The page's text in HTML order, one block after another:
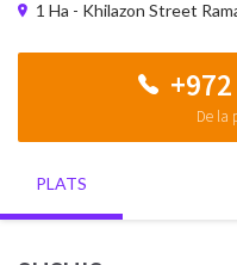
1 Ha - Khilazon Street
De la
PLATS